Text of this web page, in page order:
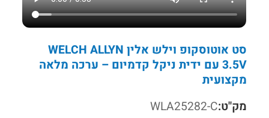
סט אוטוסקופ וילש אלין WELCH ALLYN
3.5V עם ידית ניקל קדמיום – ערכה מלאה
מקצועית
מק"ט:WLA25282-C